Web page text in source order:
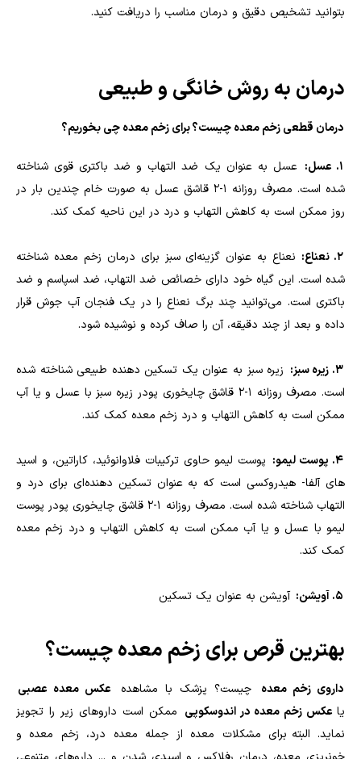
بتوانید تشخیص دقیق و درمان مناسب را دریافت کنید.
درمان به روش خانگی و طبیعی
درمان قطعی زخم معده چیست؟ برای زخم معده چی بخوریم؟
1. عسل:
عسل به عنوان یک ضد التهاب و ضد باکتری قوی شناخته
شده است. مصرف روزانه 1-2 قاشق عسل به صورت خام چندین بار در
روز ممکن است به کاهش التهاب و درد در این ناحیه کمک کند.
2. نعناع:
نعناع به عنوان گزینه‌ای سبز برای درمان زخم معده شناخته
شده است. این گياه خود دارای خصائص ضد التهاب، ضد اسپاسم و ضد
باکتری است. می‌توانید چند برگ نعناع را در یک فنجان آب جوش قرار
داده و بعد از چند دقیقه، آن را صاف کرده و نوشیده شود.
3. زیره سبز:
زیره سبز به عنوان یک تسکین دهنده طبیعی شناخته شده
است. مصرف روزانه 1-2 قاشق چایخوری پودر زیره سبز با عسل و یا آب
ممکن است به کاهش التهاب و درد زخم معده کمک کند.
4. پوست لیمو:
پوست لیمو حاوی ترکیبات فلاوانوئید، کاراتین، و اسید
های آلفا- هیدروکسی است که به عنوان تسکین دهنده‌ای برای درد و
التهاب شناخته شده است. مصرف روزانه 1-2 قاشق چایخوری پودر پوست
لیمو با عسل و یا آب ممکن است به کاهش التهاب و درد زخم معده
کمک کند.
5. آویشن: آویشن به عنوان یک تسکین
بهترین قرص برای زخم معده چیست؟
داروی زخم معده چیست؟ پزشک با مشاهده
عکس معده عصبی
یا عکس زخم معده در اندوسکوپی ممکن است داروهای زیر را تجویز
نماید. البته برای مشکلات معده از جمله معده درد، زخم معده و